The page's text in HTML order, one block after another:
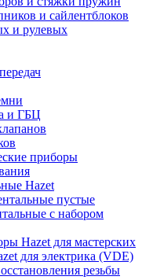
и сайлентблоков
и рулевых
и ГБЦ
приборы
Hazet
пустые
с набором
Hazet для мастерских
для электрика (VDE)
резьбы